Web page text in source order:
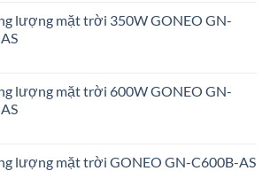
lượng mặt trời 350W GONEO GN-
lượng mặt trời 600W GONEO GN-
lượng mặt trời GONEO GN-C600B-AS